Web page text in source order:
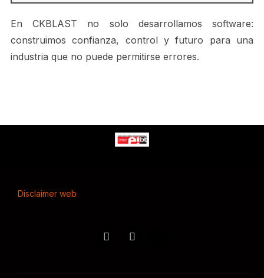
En CKBLAST no solo desarrollamos software:
construimos confianza, control y futuro para una
industria que no puede permitirse errores.
Disclaimer web